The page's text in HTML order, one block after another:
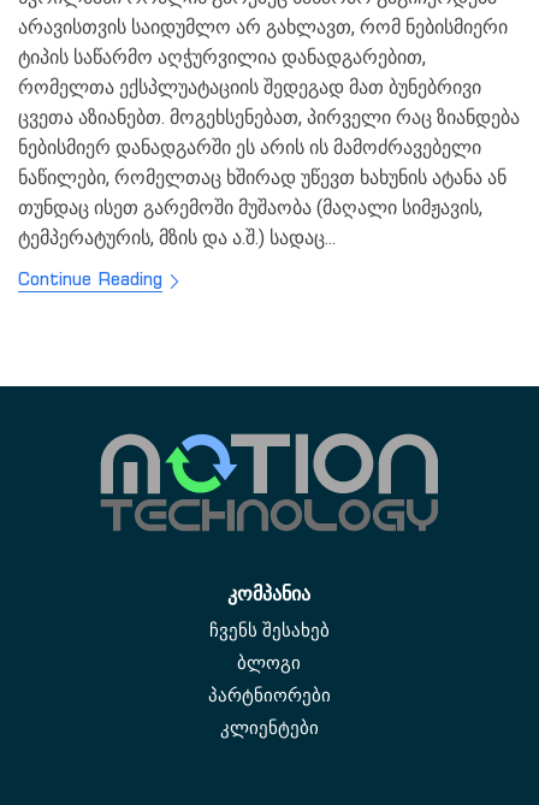
არავისთვის საიდუმლო არ გახლავთ, რომ ნებისმიერი
ტიპის საწარმო აღჭურვილია დანადგარებით,
რომელთა ექსპლუატაციის შედეგად მათ ბუნებრივი
ცვეთა აზიანებთ. მოგეხსენებათ, პირველი რაც ზიანდება
ნებისმიერ დანადგარში ეს არის ის მამოძრავებელი
ნაწილები, რომელთაც ხშირად უწევთ ხახუნის ატანა ან
თუნდაც ისეთ გარემოში მუშაობა (მაღალი სიმჟავის,
ტემპერატურის, მზის და ა.შ.) სადაც...
Continue Reading
კომპანია
ჩვენს შესახებ
ბლოგი
პარტნიორები
კლიენტები